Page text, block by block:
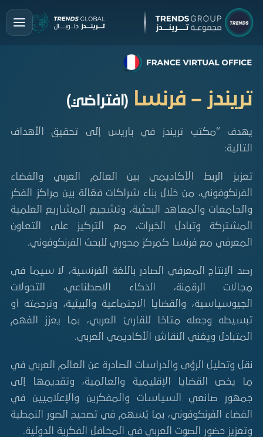
تريندز – فرنسا (افتراضي)
يهدف “مكتب تريندز في باريس إلى تحقيق الأهداف
التالية:
تعزيز الربط الأكاديمي بين العالم العربي والفضاء
الفرنكوفوني، من خلال بناء شراكات فعّالة بين مراكز الفكر
والجامعات والمعاهد البحثية، وتشجيع المشاريع العلمية
المشتركة وتبادل الخبرات، مع التركيز على التعاون
المعرفي مع فرنسا كمركز محوري للبحث الفرنكوفوني.
رصد الإنتاج المعرفي الصادر باللغة الفرنسية، لا سيما في
مجالات الرقمنة، الذكاء الاصطناعي، التحولات
الجيوسياسية، والقضايا الاجتماعية والبيئية، وترجمته أو
تبسيطه وجعله متاحًا للقارئ العربي، بما يعزز الفهم
المتبادل ويغني النقاش الأكاديمي العربي.
نقل وتحليل الرؤى والدراسات الصادرة عن العالم العربي في
ما يخص القضايا الإقليمية والعالمية، وتقديمها إلى
جمهور صانعي السياسات والمفكرين والإعلاميين في
الفضاء الفرنكوفوني، بما يُسهم في تصحيح الصور النمطية
وتعزيز حضور الصوت العربي في المحافل الفكرية الدولية.